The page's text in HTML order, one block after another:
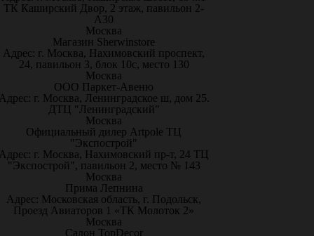
ТК Каширский Двор, 2 этаж, павильон 2-
А30
Москва
Магазин Sherwinstore
Адрес: г. Москва, Нахимовский проспект,
24, павильон 3, блок 10с, место 130
Москва
ООО Паркет-Авeню
г. Москва, Ленинградское ш, дом 25.
ДТЦ "Ленинградский"
Москва
Официальный дилер Artpole ТЦ
"Экспострой"
г. Москва, Нахимовский пр-т, 24 ТЦ
"Экспострой", павильон 2, место № 143
Москва
Прима Лепнина
Адрес: Московская область, г. Подольск,
Проезд Авиаторов 1 «ТК Молоток 2»
Москва
Салон TopDecor